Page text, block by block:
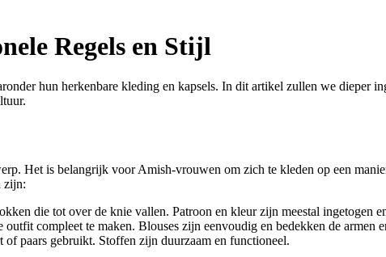
Regels en Stijl
hun herkenbare kleding en kapsels. In dit artikel zullen we dieper
Het is belangrijk voor Amish-vrouwen om zich te kleden op een
zijn:
die tot over de knie vallen. Patroon en kleur zijn meestal ingetogen
compleet te maken. Blouses zijn eenvoudig en bedekken de armen
paars gebruikt. Stoffen zijn duurzaam en functioneel.